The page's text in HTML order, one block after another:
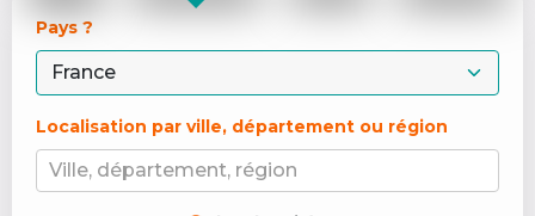
Pays ?
Localisation par ville, département ou région
Ville, département, région